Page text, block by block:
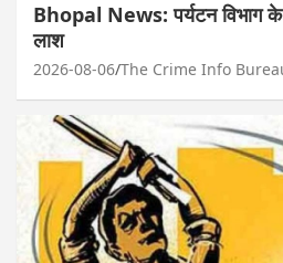
Bhopal News: पर्यटन विभाग के
लाश
2026-08-06 The Crime Info